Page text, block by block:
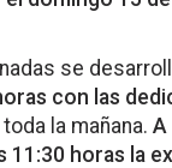
se
con las
la mañana. A
11:30 horas la